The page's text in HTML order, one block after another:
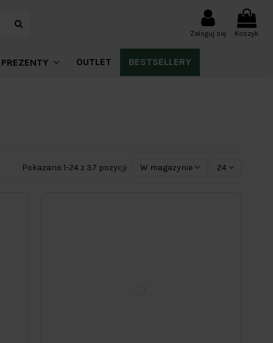
Zaloguj się Koszyk
PREZENTY OUTLET BESTSELLERY
Pokazano 1-24 z 37 pozycji W magazynie 24